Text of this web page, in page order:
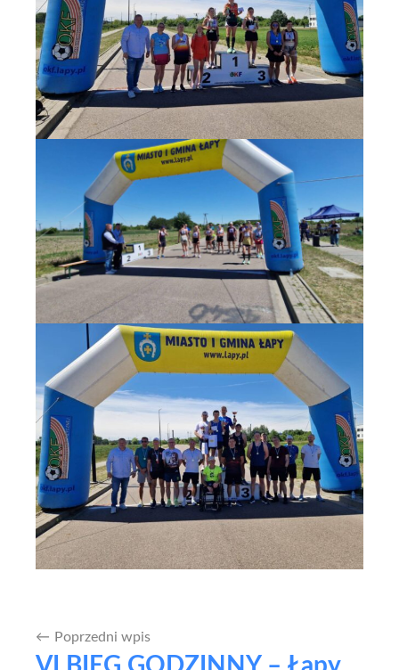
Nawigacja
Poprzedni wpis